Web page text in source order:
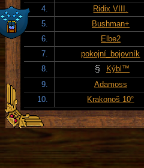
4.
Ridix VIII.
5.
Bushman+
6.
Elbe2
7.
pokojní_bojovník
8.
Kýbl™
9.
Adamoss
10.
Krakonoš 10°